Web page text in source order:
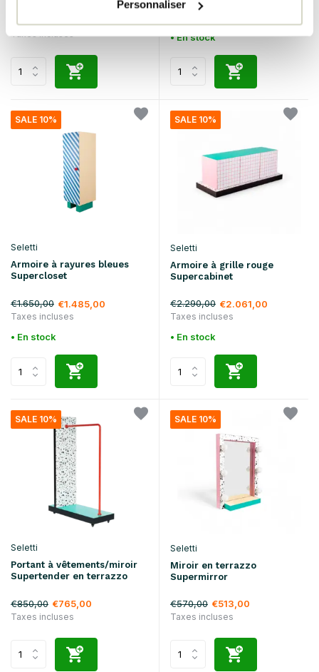
Personnaliser€1.250,00
• En stock
SALE 10%
Seletti
Armoire à rayures bleues
Supercloset
€1.650,00 €1.485,00
Taxes incluses
• En stock
SALE 10%
Seletti
Armoire à grille rouge
Supercabinet
€2.290,00 €2.061,00
Taxes incluses
• En stock
SALE 10%
Seletti
Portant à vêtements/miroir
Supertender en terrazzo
€850,00 €765,00
Taxes incluses
SALE 10%
Seletti
Miroir en terrazzo
Supermirror
€570,00 €513,00
Taxes incluses